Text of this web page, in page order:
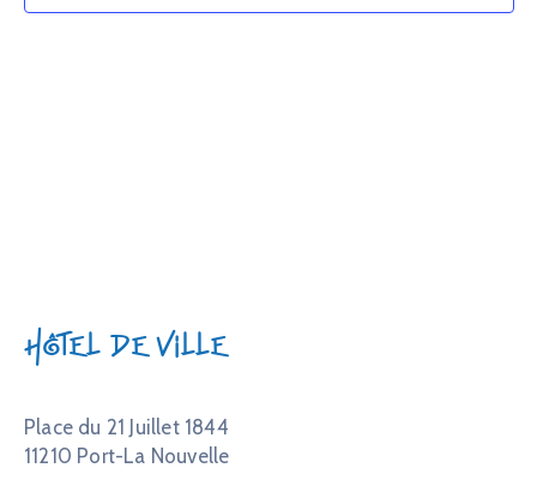
Hôtel de Ville
Place du 21 Juillet 1844
11210 Port-La Nouvelle